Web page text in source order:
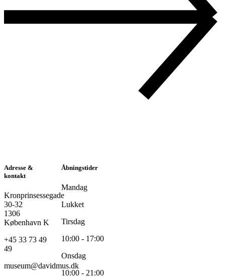
Adresse &
kontakt
Kronprinsessegade
30-32
1306
København K
+45 33 73 49
49
museum@davidmus.dk
Åbningstider
Mandag
Lukket
Tirsdag
10:00 - 17:00
Onsdag
10:00 - 21:00